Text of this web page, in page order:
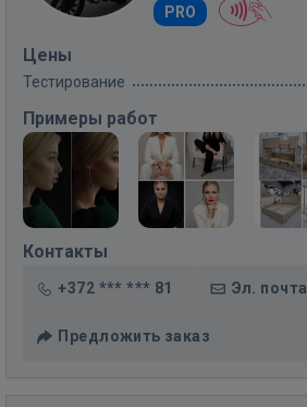
PRO
Цены
Тестирование
Примеры работ
Контакты
+372 *** *** 81 Эл. почта
Предложить заказ